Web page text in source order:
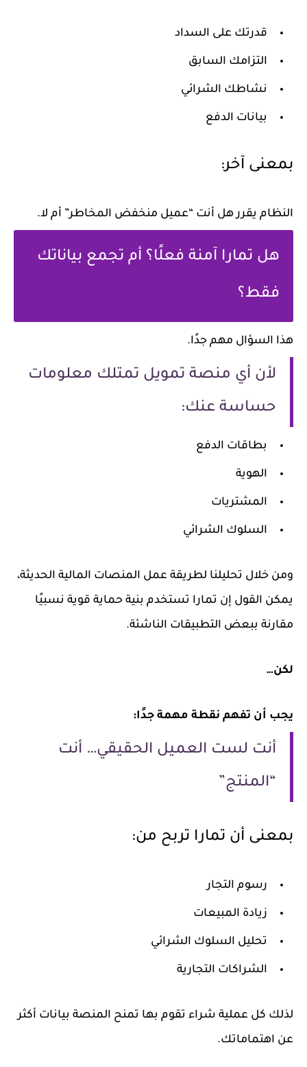
قدرتك على السداد
التزامك السابق
نشاطك الشرائي
بيانات الدفع
بمعنى آخر:
النظام يقرر هل أنت “عميل منخفض المخاطر” أم لا.
هل تمارا آمنة فعلًا؟ أم تجمع بياناتك
فقط؟
هذا السؤال مهم جدًا.
لأن أي منصة تمويل تمتلك معلومات
حساسة عنك:
بطاقات الدفع
الهوية
المشتريات
السلوك الشرائي
ومن خلال تحليلنا لطريقة عمل المنصات المالية الحديثة،
يمكن القول إن تمارا تستخدم بنية حماية قوية نسبيًا
مقارنة ببعض التطبيقات الناشئة.
لكن…
يجب أن تفهم نقطة مهمة جدًا:
أنت لست العميل الحقيقي… أنت
“المنتج”
بمعنى أن تمارا تربح من:
رسوم التجار
زيادة المبيعات
تحليل السلوك الشرائي
الشراكات التجارية
لذلك كل عملية شراء تقوم بها تمنح المنصة بيانات أكثر
عن اهتماماتك.